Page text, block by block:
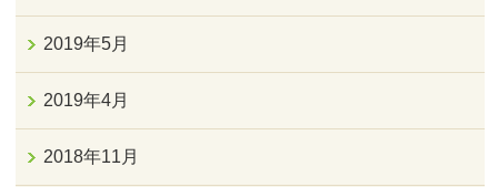
2019年5月
2019年4月
2018年11月